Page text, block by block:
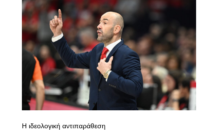
Η ιδεολογική αντιπαράθεση